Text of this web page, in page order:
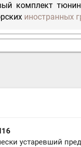
комплект
иностранных
устаревший